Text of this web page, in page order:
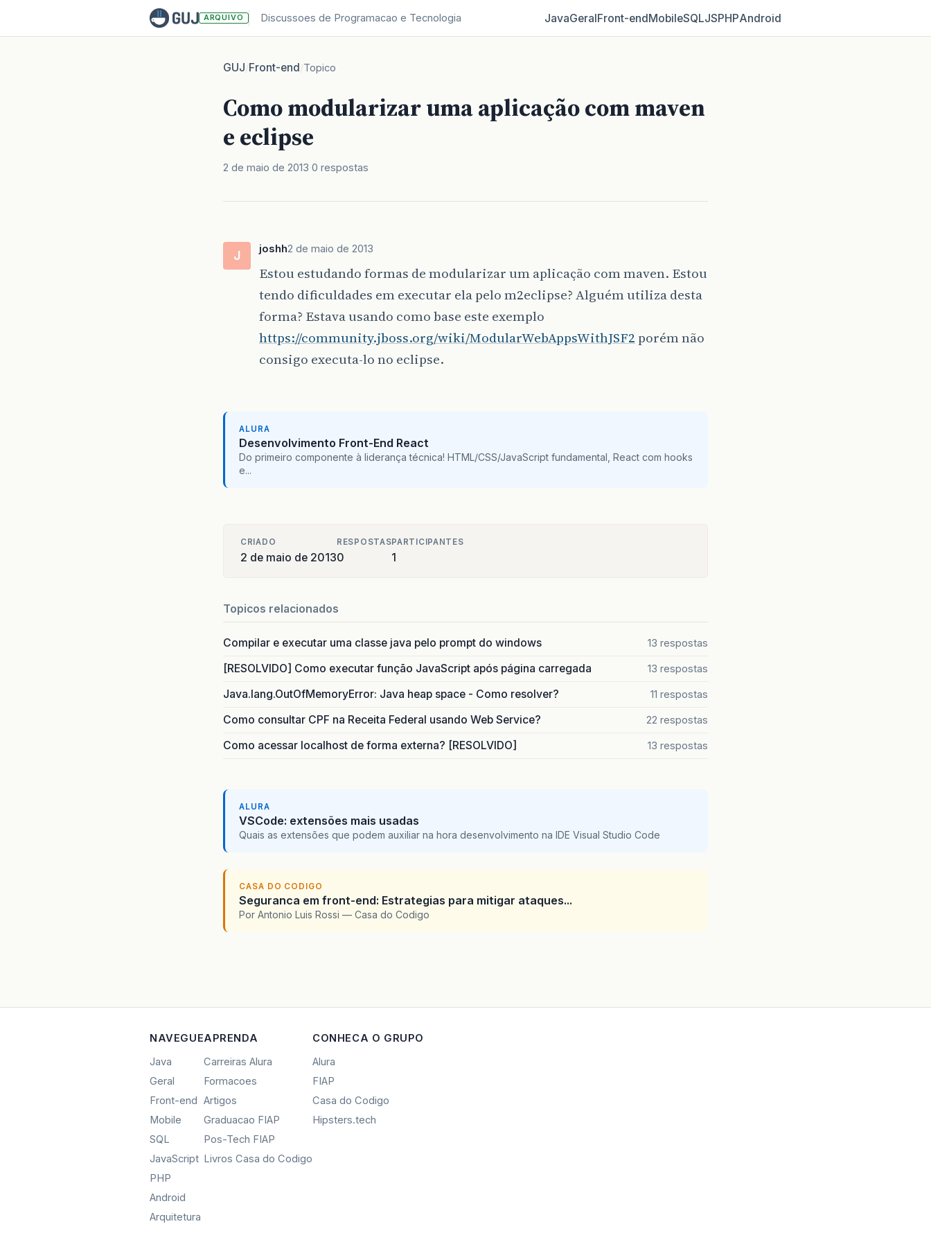
ARQUIVO Discussoes de Programacao e Tecnologia JavaGeralFront‑endMobileSQLJSPHPAndroid
GUJ/Front-end/Topico
Como modularizar uma aplicação com maven
e eclipse
2 de maio de 2013 0 respostas
J joshh2 de maio de 2013
Estou estudando formas de modularizar um aplicação com maven. Estou
tendo dificuldades em executar ela pelo m2eclipse? Alguém utiliza desta
forma? Estava usando como base este exemplo
https://community.jboss.org/wiki/ModularWebAppsWithJSF2 porém não
consigo executa-lo no eclipse.
ALURA
Desenvolvimento Front-End React
Do primeiro componente à liderança técnica! HTML/CSS/JavaScript fundamental, React com hooks
e...
CRIADO
2 de maio de 2013
RESPOSTAS
0
PARTICIPANTES
1
Topicos relacionados
Compilar e executar uma classe java pelo prompt do windows 13 respostas
[RESOLVIDO] Como executar função JavaScript após página carregada 13 respostas
Java.lang.OutOfMemoryError: Java heap space - Como resolver? 11 respostas
Como consultar CPF na Receita Federal usando Web Service? 22 respostas
Como acessar localhost de forma externa? [RESOLVIDO] 13 respostas
ALURA
VSCode: extensões mais usadas
Quais as extensões que podem auxiliar na hora desenvolvimento na IDE Visual Studio Code
CASA DO CODIGO
Seguranca em front-end: Estrategias para mitigar ataques...
Por Antonio Luis Rossi — Casa do Codigo
NAVEGUE
Java
Geral
Front-end
Mobile
SQL
JavaScript
PHP
Android
Arquitetura
APRENDA
Carreiras Alura
Formacoes
Artigos
Graduacao FIAP
Pos-Tech FIAP
Livros Casa do Codigo
CONHECA O GRUPO
Alura
FIAP
Casa do Codigo
Hipsters.tech